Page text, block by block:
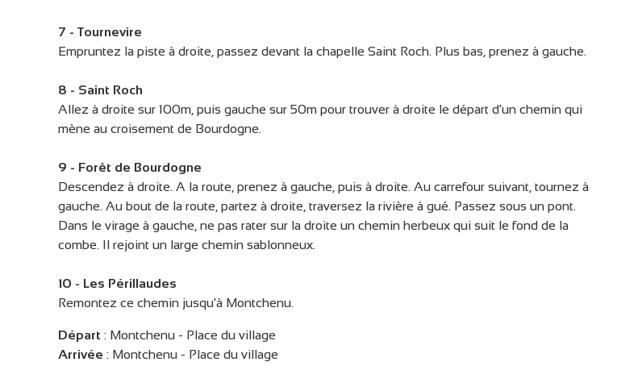
7 - Tournevire
Empruntez la piste à droite, passez devant la chapelle Saint Roch. Plus bas, prenez à gauche.
8 - Saint Roch
Allez à droite sur 100m, puis gauche sur 50m pour trouver à droite le départ d'un chemin qui
mène au croisement de Bourdogne.
9 - Forêt de Bourdogne
Descendez à droite. A la route, prenez à gauche, puis à droite. Au carrefour suivant, tournez à
gauche. Au bout de la route, partez à droite, traversez la rivière à gué. Passez sous un pont.
Dans le virage à gauche, ne pas rater sur la droite un chemin herbeux qui suit le fond de la
combe. Il rejoint un large chemin sablonneux.
10 - Les Périllaudes
Remontez ce chemin jusqu'à Montchenu.
Départ : Montchenu - Place du village
Arrivée : Montchenu - Place du village